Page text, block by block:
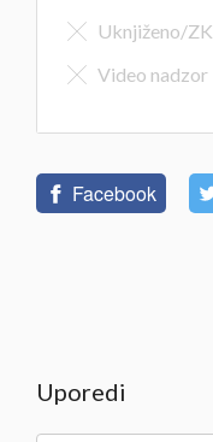
Uknjiženo/ZK
Video nadzor
Facebook
Uporedi